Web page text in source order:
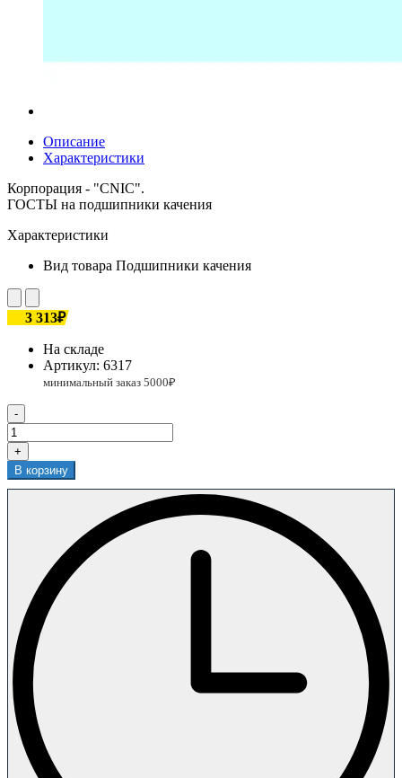
Описание
Характеристики
Корпорация - "CNIC".
ГОСТЫ на подшипники качения
Характеристики
Вид товара Подшипники качения
3 313₽
На складе
Артикул: 6317
-
+
В корзину